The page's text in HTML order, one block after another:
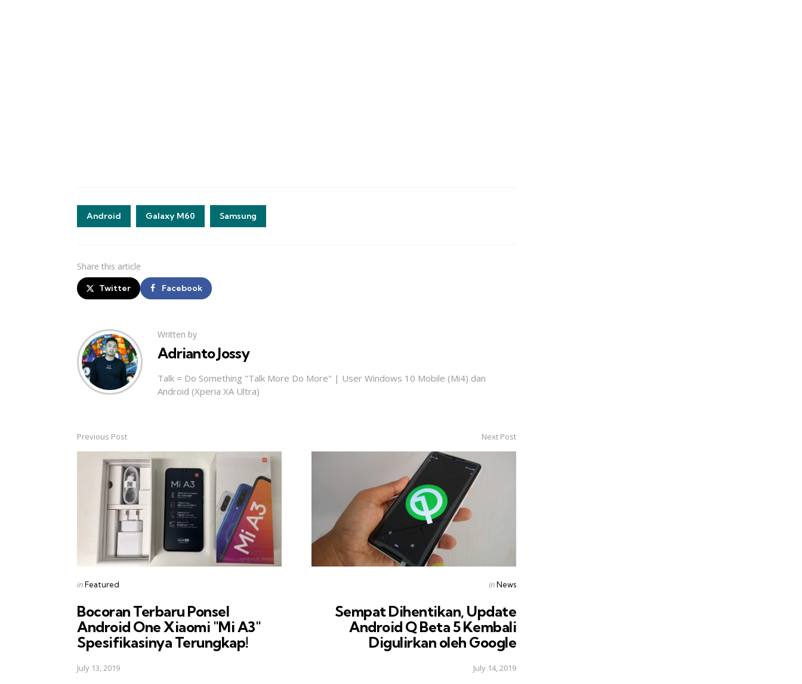
Android Galaxy M60 Samsung
Share this article
Twitter Facebook
Written by
Adrianto Jossy
Talk = Do Something "Talk More Do More" | User Windows 10 Mobile (Mi4) dan
Android (Xperia XA Ultra)
Post
navigation
Previous Post
Posted
inFeatured
Bocoran Terbaru Ponsel
Android One Xiaomi "Mi A3" 
Spesifikasinya Terungkap!
July 13, 2019
Next Post
Posted
inNews
Sempat Dihentikan, Update
Android Q Beta 5 Kembali
Digulirkan oleh Google
July 14, 2019